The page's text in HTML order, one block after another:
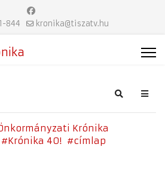
844 kronika@tiszatv.hu
Search
Krónika
Krónika 40!
címlap